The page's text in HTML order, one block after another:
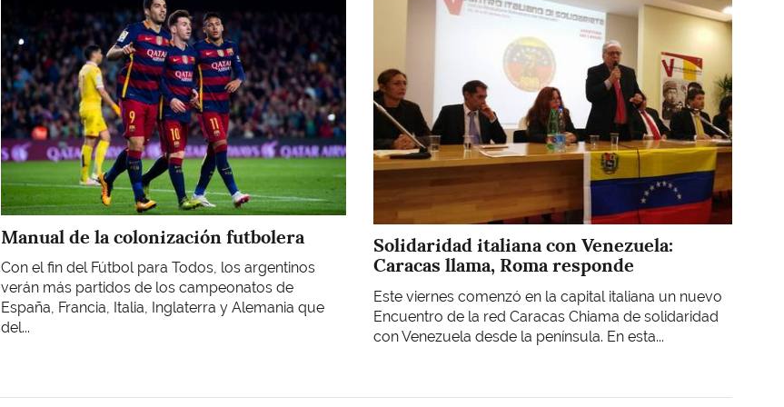
Manual de la colonización futbolera
Con el fin del Fútbol para Todos, los argentinos
verán más partidos de los campeonatos de
España, Francia, Italia, Inglaterra y Alemania que
del...
Solidaridad italiana con Venezuela:
Caracas llama, Roma responde
Este viernes comenzó en la capital italiana un nuevo
Encuentro de la red Caracas Chiama de solidaridad
con Venezuela desde la península. En esta...